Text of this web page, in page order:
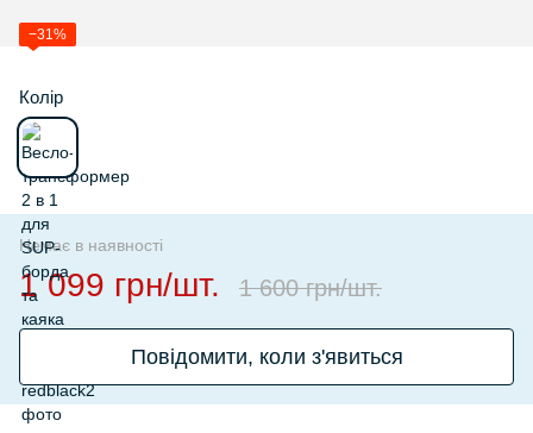
−31%
Колір
Немає в наявності
1 099 грн/шт. 1 600 грн/шт.
Повідомити, коли з'явиться